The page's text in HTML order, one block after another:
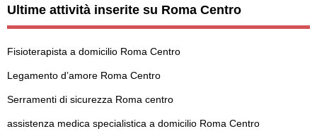
Ultime attività inserite su Roma Centro
Fisioterapista a domicilio Roma Centro
Legamento d’amore Roma Centro
Serramenti di sicurezza Roma centro
assistenza medica specialistica a domicilio Roma Centro